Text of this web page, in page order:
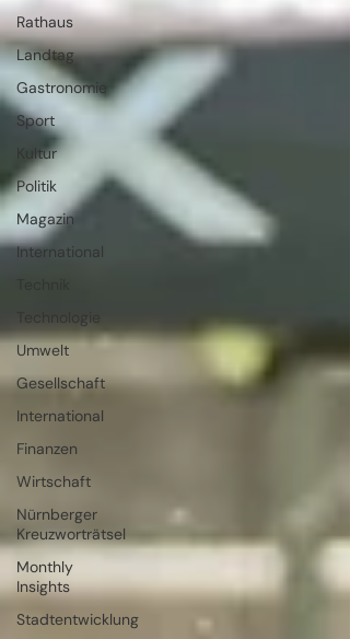
Rathaus
Landtag
Gastronomie
Sport
Kultur
Politik
Magazin
International
Technologie
Umwelt
Gesellschaft
International
Finanzen
Wirtschaft
Nürnberger
Kreuzworträtsel
Monthly
Insights
Stadtentwicklung